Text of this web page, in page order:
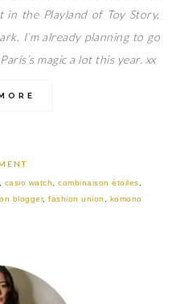
in the Playland of Toy Story,
I’m already planning to go
magic a lot this year. xx
, casio watch,combinaison étoiles,
blogger,fashion union , komono